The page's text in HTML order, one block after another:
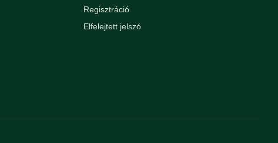
Regisztráció
Elfelejtett jelszó